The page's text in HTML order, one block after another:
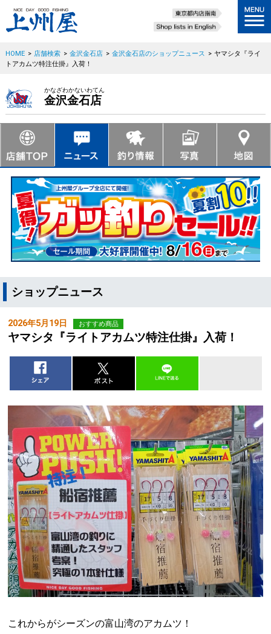
HOME > 店舗検索 > 金沢金石店 > 金沢金石店のショップニュース > ヤマシタ『ライ
トアカムツ特注仕掛』入荷！
かなざわかないわてん
金沢金石店
ショップニュース
2026年5月19日 おすすめ商品
ヤマシタ『ライトアカムツ特注仕掛』入荷！
これからがシーズンの富山湾のアカムツ！